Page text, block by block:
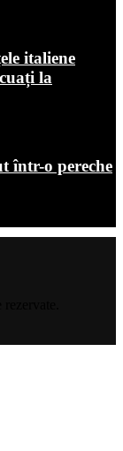
italiene
la
într-o pereche